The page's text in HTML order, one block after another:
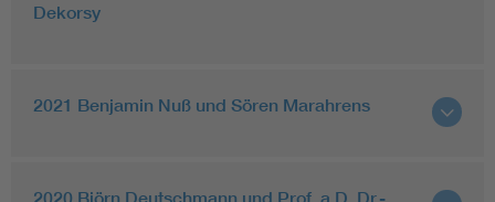
Dekorsy
2021 Benjamin Nuß und Sören Marahrens